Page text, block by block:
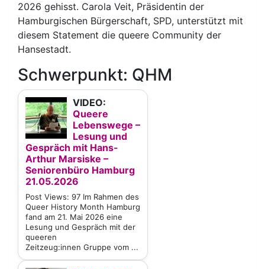
2026 gehisst. Carola Veit, Präsidentin der
Hamburgischen Bürgerschaft, SPD, unterstützt mit
diesem Statement die queere Community der
Hansestadt.
Schwerpunkt: QHM
VIDEO:
Queere
Lebenswege –
Lesung und
Gespräch mit Hans-
Arthur Marsiske –
Seniorenbüro Hamburg
21.05.2026
Post Views: 97 Im Rahmen des
Queer History Month Hamburg
fand am 21. Mai 2026 eine
Lesung und Gespräch mit der
queeren
Zeitzeug:innen Gruppe vom ...